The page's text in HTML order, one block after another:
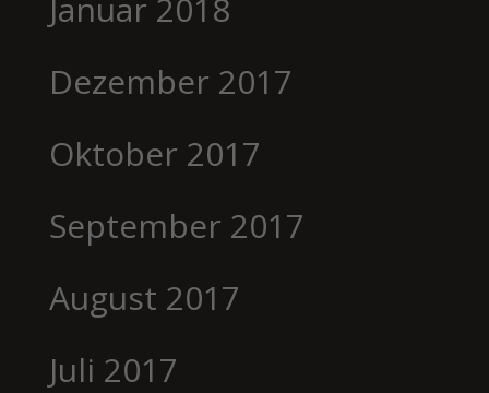
Dezember 2017
Oktober 2017
September 2017
August 2017
Juli 2017